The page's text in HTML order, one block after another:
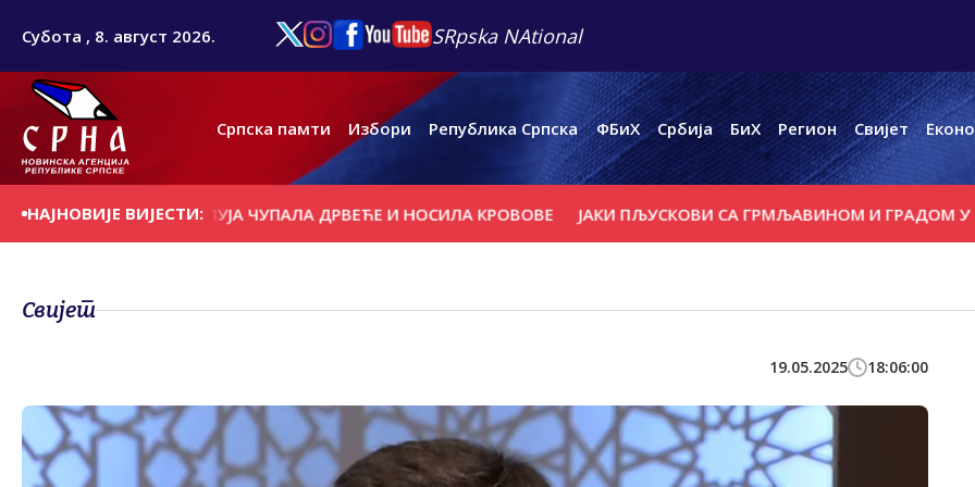
Субота , 8. август 2026. SRpska NAtional
Српска памти Избори Република Српска ФБиХ Србија БиХ Регион Свијет
НАЈНОВИЈЕ ВИЈЕСТИ:
ДАН ОЛУЈА ЧУПАЛА ДРВЕЋЕ И НОСИЛА КРОВОВЕ ЈАКИ ПЉУСКОВИ СА ГРМЉАВИНОМ И ГРАДОМ У
Свијет
19.05.2025 18:06:00